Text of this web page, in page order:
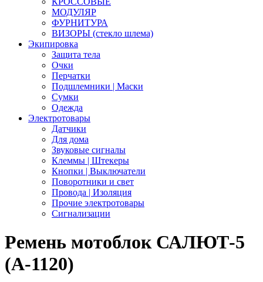
МОДУЛЯР
ФУРНИТУРА
ВИЗОРЫ (стекло шлема)
Экипировка
Защита тела
Очки
Перчатки
Подшлемники | Маски
Сумки
Одежда
Электротовары
Датчики
Для дома
Звуковые сигналы
Клеммы | Штекеры
Кнопки | Выключатели
Поворотники и свет
Провода | Изоляция
Прочие электротовары
Сигнализации
Ремень мотоблок САЛЮТ-5
(А-1120)